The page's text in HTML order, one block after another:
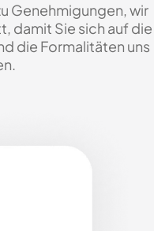
Genehmigungen, wir
damit Sie sich auf die
die Formalitäten uns